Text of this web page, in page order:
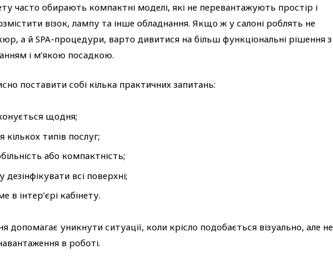
часто обирають компактні моделі, які не перевантажують простір і
візок, лампу та інше обладнання. Якщо ж у салоні роблять не
а й SPA-процедури, варто дивитися на більш функціональні рішення з
і м’якою посадкою.
поставити собі кілька практичних запитань:
щодня;
кількох типів послуг;
або компактність;
всі поверхні;
в інтер’єрі кабінету.
допомагає уникнути ситуації, коли крісло подобається візуально, але не
в роботі.